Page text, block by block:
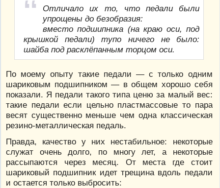
Отличало их то, что педали были
упрощены до безобразия:
вместо подшипника (на краю оси, под
крышкой педали) тупо ничего не было:
шайба под расклёпанным торцом оси.
По моему опыту такие педали — с только одним
шариковым подшипником — в общем хорошо себя
показали. Я педали такого типа ценю за малый вес:
такие педали если цельно пластмассовые то пара
весят существенно меньше чем одна классическая
резино-металлическая педаль.
Правда, качество у них нестабильное: некоторые
служат очень долго, по многу лет, а некоторые
рассыпаются через месяц. От места где стоит
шариковый подшипник идет трещина вдоль педали
и остается только выбросить: